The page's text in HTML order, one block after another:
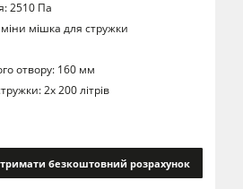
2510 Па
мішка для стружки
отвору: 160 мм
2х 200 літрів
безкоштовний розрахунок